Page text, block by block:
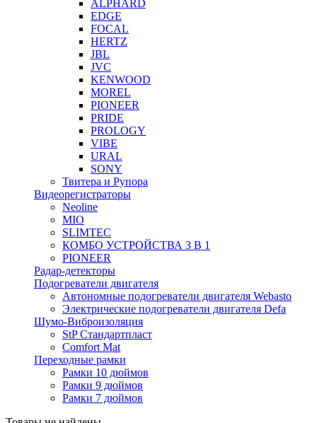
ALPHARD
EDGE
FOCAL
HERTZ
JBL
JVC
KENWOOD
MOREL
PIONEER
PRIDE
PROLOGY
VIBE
URAL
SONY
Твитера и Рупора
Видеорегистраторы
Neoline
MIO
SLIMTEC
КОМБО УСТРОЙСТВА 3 В 1
PIONEER
Радар-детекторы
Подогреватели двигателя
Автономные подогреватели двигателя Webasto
Электрические подогреватели двигателя Defa
Шумо-Виброизоляция
StP Стандартпласт
Comfort Mat
Переходные рамки
Рамки 10 дюймов
Рамки 9 дюймов
Рамки 7 дюймов